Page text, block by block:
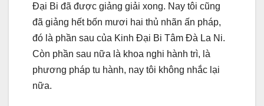
Đại Bi đã được giảng giải xong. Nay tôi cũng
đã giảng hết bốn mươi hai thủ nhãn ấn pháp,
đó là phần sau của Kinh Đại Bi Tâm Đà La Ni.
Còn phần sau nữa là khoa nghi hành trì, là
phương pháp tu hành, nay tôi không nhắc lại
nữa.